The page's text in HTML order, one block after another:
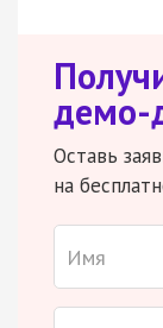
демо-
Оставь
на